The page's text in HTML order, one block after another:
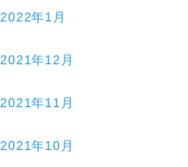
2022年1月
2021年12月
2021年11月
2021年10月